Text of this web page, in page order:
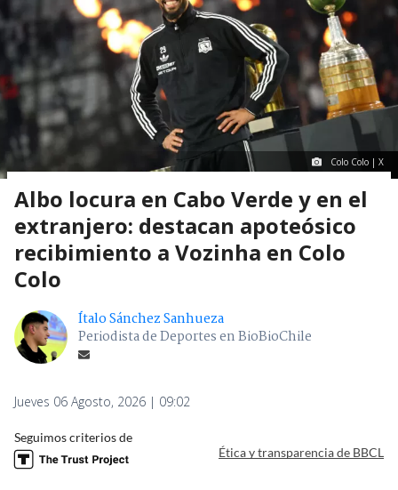
Colo Colo | X
Albo locura en Cabo Verde y en el
extranjero: destacan apoteósico
recibimiento a Vozinha en Colo
Colo
Ítalo Sánchez Sanhueza
Periodista de Deportes en BioBioChile
Jueves 06 Agosto, 2026 | 09:02
Seguimos criterios de
Ética y transparencia de BBCL